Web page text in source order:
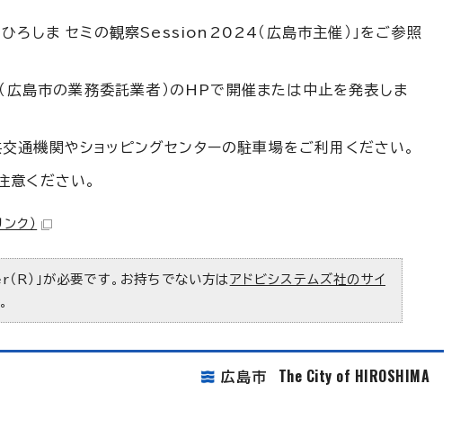
ひろしま セミの観察Session2024（広島市主催）」をご参照
島市の業務委託業者）のHPで開催または中止を発表しま
機関やショッピングセンターの駐車場をご利用ください。
ください。
ンク）
R）」が必要です。お持ちでない方は アドビシステムズ社のサイ
広島市 The City of HIROSHIMA